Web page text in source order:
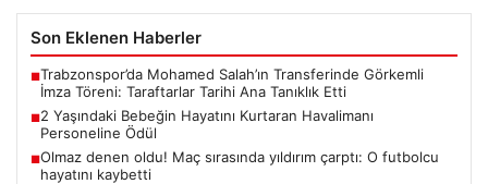
Son Eklenen Haberler
■Trabzonspor’da Mohamed Salah’ın Transferinde Görkemli
İmza Töreni: Taraftarlar Tarihi Ana Tanıklık Etti
■2 Yaşındaki Bebeğin Hayatını Kurtaran Havalimanı
Personeline Ödül
■Olmaz denen oldu! Maç sırasında yıldırım çarptı: O futbolcu
hayatını kaybetti